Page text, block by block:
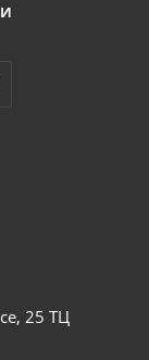
25 ТЦ